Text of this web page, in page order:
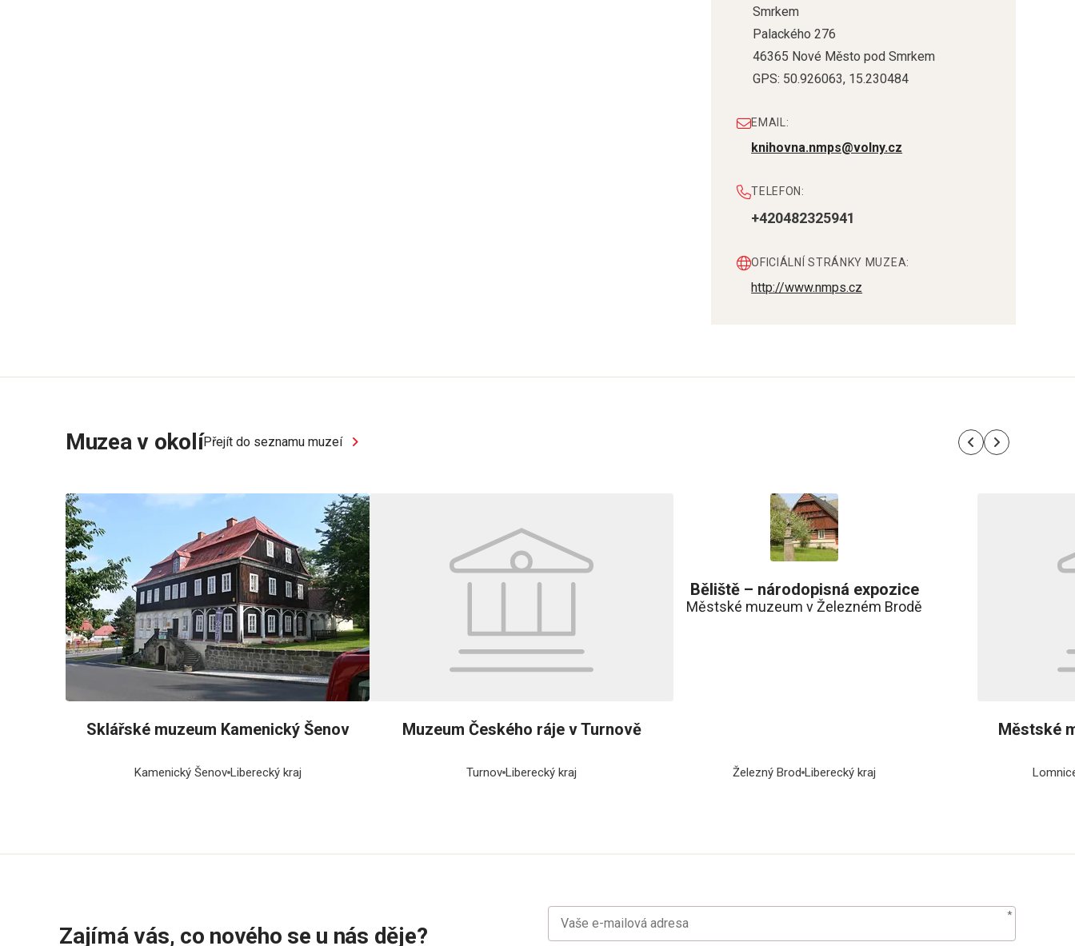
Smrkem
Palackého 276
46365 Nové Město pod Smrkem
GPS: 50.926063, 15.230484
EMAIL:
knihovna.nmps@volny.cz
TELEFON:
+420482325941
OFICIÁLNÍ STRÁNKY MUZEA:
http://www.nmps.cz
Muzea v okolíPřejít do seznamu muzeí
Sklářské muzeum Kamenický Šenov
Kamenický Šenov Liberecký kraj
Muzeum Českého ráje v Turnově
Turnov Liberecký kraj
Běliště – národopisná expozice
Městské muzeum v Železném Brodě
Železný Brod Liberecký kraj
Městské
Zajímá vás, co nového se u nás děje?